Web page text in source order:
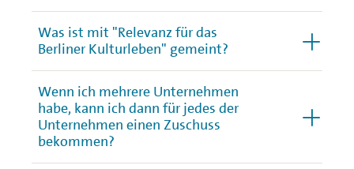
Was ist mit "Relevanz für das
Berliner Kulturleben" gemeint?
Wenn ich mehrere Unternehmen
habe, kann ich dann für jedes der
Unternehmen einen Zuschuss
bekommen?